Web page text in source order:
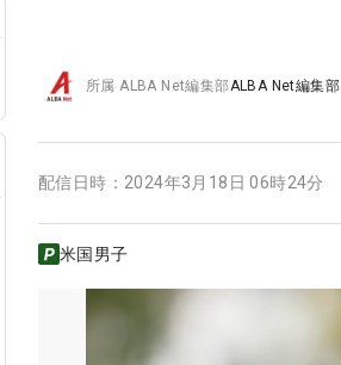
所属ALBA Net編集部ALBA Net編集部
配信日時： 2024年3月18日 06時24分
米国男子